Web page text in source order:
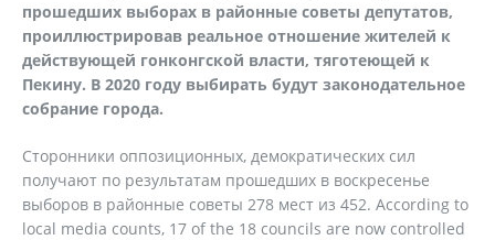
прошедших выборах в районные советы депутатов,
проиллюстрировав реальное отношение жителей к
действующей гонконгской власти, тяготеющей к
Пекину. В 2020 году выбирать будут законодательное
собрание города.
Сторонники оппозиционных, демократических сил
получают по результатам прошедших в воскресенье
выборов в районные советы 278 мест из 452. According to
local media counts, 17 of the 18 councils are now controlled